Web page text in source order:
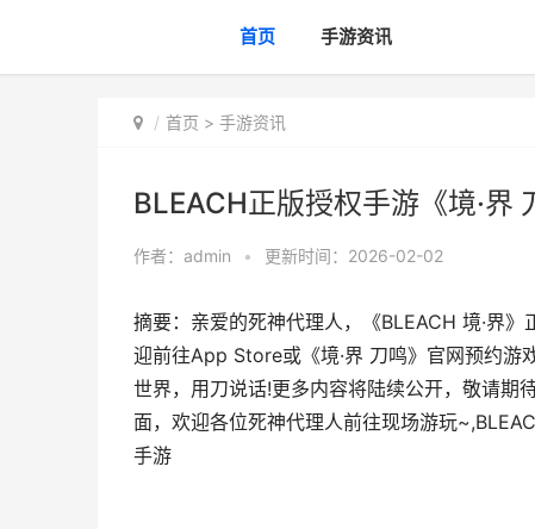
首页 手游资讯
首页 > 手游资讯
BLEACH正版授权手游《境·
作者： admin • 更新时间：2026-02-02
摘要：亲爱的死神代理人，《BLEACH 境·界
迎前往App Store或《境·界 刀鸣》官网预约游
世界，用刀说话!更多内容将陆续公开，敬请期
面，欢迎各位死神代理人前往现场游玩
手游